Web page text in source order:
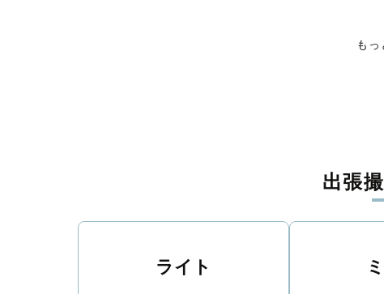
撮影後は、独自の編集技術で写真の明るさや色合いを丁寧
い。
もっ
出張
ライト